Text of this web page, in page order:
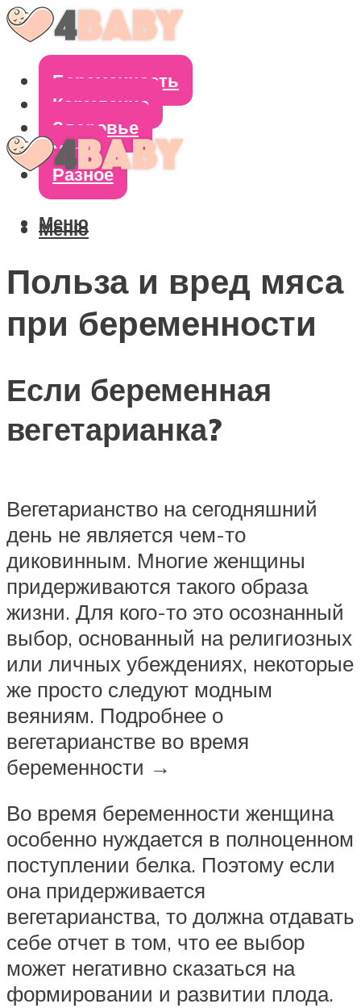
Беременность
Кормление
Здоровье
Уход
Разное
Меню
Меню
Польза и вред мяса
при беременности
Если беременная
вегетарианка?
Вегетарианство на сегодняшний
день не является чем-то
диковинным. Многие женщины
придерживаются такого образа
жизни. Для кого-то это осознанный
выбор, основанный на религиозных
или личных убеждениях, некоторые
же просто следуют модным
веяниям. Подробнее о
вегетарианстве во время
беременности →
Во время беременности женщина
особенно нуждается в полноценном
поступлении белка. Поэтому если
она придерживается
вегетарианства, то должна отдавать
себе отчет в том, что ее выбор
может негативно сказаться на
формировании и развитии плода.